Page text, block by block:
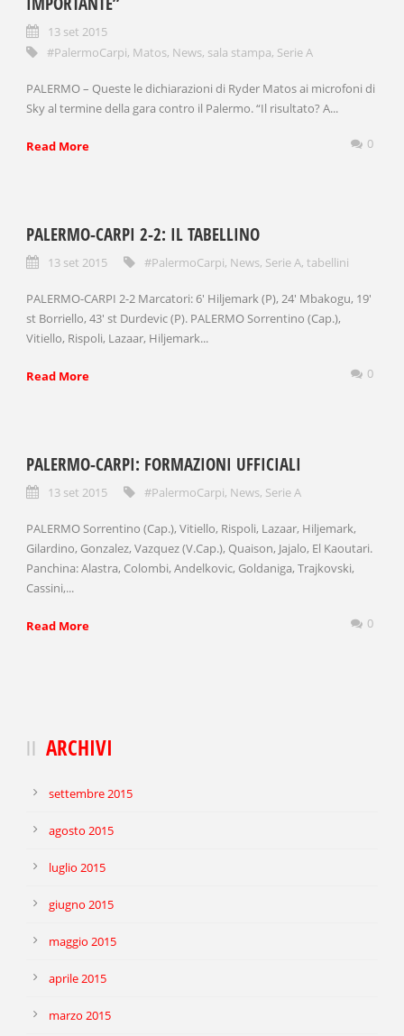
13 set 2015
#PalermoCarpi, Matos, News, sala stampa, Serie A
PALERMO – Queste le dichiarazioni di Ryder Matos ai microfoni di
Sky al termine della gara contro il Palermo. “Il risultato? A...
Read More 0
PALERMO-CARPI 2-2: IL TABELLINO
13 set 2015 #PalermoCarpi, News, Serie A, tabellini
PALERMO-CARPI 2-2 Marcatori: 6′ Hiljemark (P), 24′ Mbakogu, 19′
st Borriello, 43′ st Durdevic (P). PALERMO Sorrentino (Cap.),
Vitiello, Rispoli, Lazaar, Hiljemark...
Read More 0
PALERMO-CARPI: FORMAZIONI UFFICIALI
13 set 2015 #PalermoCarpi, News, Serie A
PALERMO Sorrentino (Cap.), Vitiello, Rispoli, Lazaar, Hiljemark,
Gilardino, Gonzalez, Vazquez (V.Cap.), Quaison, Jajalo, El Kaoutari.
Panchina: Alastra, Colombi, Andelkovic, Goldaniga, Trajkovski,
Cassini,...
Read More 0
ARCHIVI
settembre 2015
agosto 2015
luglio 2015
giugno 2015
maggio 2015
aprile 2015
marzo 2015